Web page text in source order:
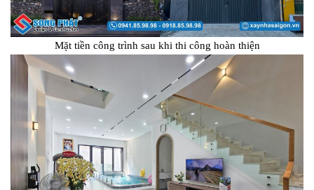
Mặt tiền công trình sau khi thi công hoàn thiện